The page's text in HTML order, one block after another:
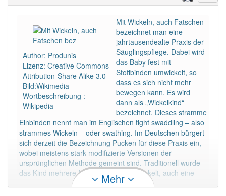
PowerIndex:9
Häufigkeit: 4 von 10
Wörter mit Endung -wickelkind : 1
Wörter mit Endung -wickelkindaber mit einem
anderen Artikeldas
Das Wort wird häufig verwendet im Bereich
veraltend
96% unserer Spielapp-Nutzer haben den Artikel
korrekt erraten.
Author: Produnis
Lizenz: Creative Commons
Attribution-Share Alike 3.0
Bild:Wikimedia
Wortbeschreibung :
Wikipedia
Mit Wickeln, auch Fatschen
bezeichnet man eine
jahrtausendealte Praxis der
Säuglingspflege. Dabei wird
das Baby fest mit
Stoffbinden umwickelt, so
dass es sich nicht mehr
bewegen kann. Es wird
dann als „Wickelkind“
bezeichnet. Dieses stramme
Einbinden nennt man im Englischen tight swaddling – also
strammes Wickeln – oder swathing. Im Deutschen bürgert
sich derzeit die Bezeichnung Pucken für diese Praxis ein,
wobei meistens stark modifizierte Versionen der
ursprünglichen Methode gemeint sind. Traditionell wurde
das Kind mehrere Monate lang eingewickelt, auch eine
Dauer von etwa einem Jahr kam vor. Mehr lesen
Mehr